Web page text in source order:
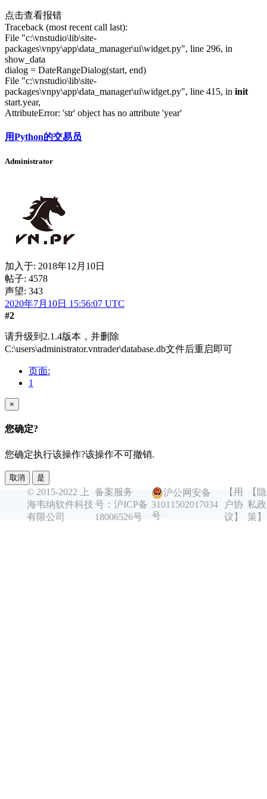
点击查看报错
Traceback (most recent call last):
File "c:\vnstudio\lib\site-
packages\vnpy\app\data_manager\ui\widget.py", line 296, in
show_data
dialog = DateRangeDialog(start, end)
File "c:\vnstudio\lib\site-
packages\vnpy\app\data_manager\ui\widget.py", line 415, in init
start.year,
AttributeError: 'str' object has no attribute 'year'
用Python的交易员
Administrator
加入于: 2018年12月10日
帖子: 4578
声望: 343
2020年7月10日 15:56:07 UTC
#2
请升级到2.1.4版本，并删除
C:\users\administrator.vntrader\database.db文件后重启即可
页面:
1
×
您确定?
您确定执行该操作?该操作不可撤销.
取消 是
© 2015-2022 上
海韦纳软件科技
有限公司
备案服务
号：沪ICP备
18006526号
沪公网安备
31011502017034
号
【用
户协
议】
【隐
私政
策】